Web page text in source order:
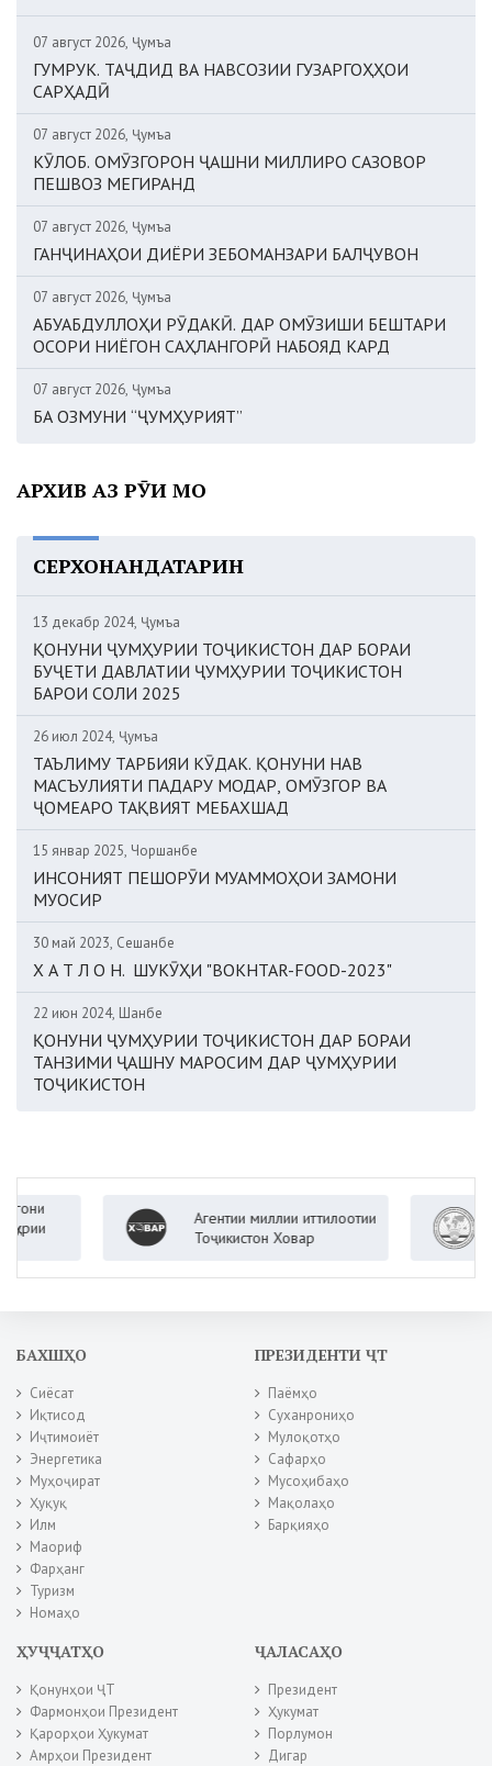
07 август 2026, Ҷумъа
ГУМРУК. ТАҶДИД ВА НАВСОЗИИ ГУЗАРГОҲҲОИ
САРҲАДӢ
07 август 2026, Ҷумъа
КӮЛОБ. ОМӮЗГОРОН ҶАШНИ МИЛЛИРО САЗОВОР
ПЕШВОЗ МЕГИРАНД
07 август 2026, Ҷумъа
ГАНҶИНАҲОИ ДИЁРИ ЗЕБОМАНЗАРИ БАЛҶУВОН
07 август 2026, Ҷумъа
АБУАБДУЛЛОҲИ РӮДАКӢ. ДАР ОМӮЗИШИ БЕШТАРИ
ОСОРИ НИЁГОН САҲЛАНГОРӢ НАБОЯД КАРД
07 август 2026, Ҷумъа
БА ОЗМУНИ “ҶУМҲУРИЯТ”
АРХИВ АЗ РӮИ МОҲ
СЕРХОНАНДАТАРИН
13 декабр 2024, Ҷумъа
ҚОНУНИ ҶУМҲУРИИ ТОҶИКИСТОН ДАР БОРАИ
БУҶЕТИ ДАВЛАТИИ ҶУМҲУРИИ ТОҶИКИСТОН
БАРОИ СОЛИ 2025
26 июл 2024, Ҷумъа
ТАЪЛИМУ ТАРБИЯИ КӮДАК. ҚОНУНИ НАВ
МАСЪУЛИЯТИ ПАДАРУ МОДАР, ОМӮЗГОР ВА
ҶОМЕАРО ТАҚВИЯТ МЕБАХШАД
15 январ 2025, Чоршанбе
ИНСОНИЯТ ПЕШОРӮИ МУАММОҲОИ ЗАМОНИ
МУОСИР
30 май 2023, Сешанбе
Х А Т Л О Н. ШУКӮҲИ "BOKHTAR-FOOD-2023"
22 июн 2024, Шанбе
ҚОНУНИ ҶУМҲУРИИ ТОҶИКИСТОН ДАР БОРАИ
ТАНЗИМИ ҶАШНУ МАРОСИМ ДАР ҶУМҲУРИИ
ТОҶИКИСТОН
Агентии миллии иттилоотии
Тоҷикистон Ховар
БАХШҲО
Сиёсат
Иқтисод
Иҷтимоиёт
Энергетика
Муҳоҷират
Ҳуқуқ
Илм
Маориф
Фарҳанг
Туризм
Номаҳо
ПРЕЗИДЕНТИ ҶТ
Паёмҳо
Суханрониҳо
Мулоқотҳо
Сафарҳо
Мусоҳибаҳо
Мақолаҳо
Барқияҳо
ҲУҶҶАТҲО
Қонунҳои ҶТ
Фармонҳои Президент
Қарорҳои Ҳукумат
Амрҳои Президент
ҶАЛАСАҲО
Президент
Ҳукумат
Порлумон
Дигар